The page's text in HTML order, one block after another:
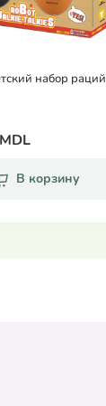
набор раций
В корзину